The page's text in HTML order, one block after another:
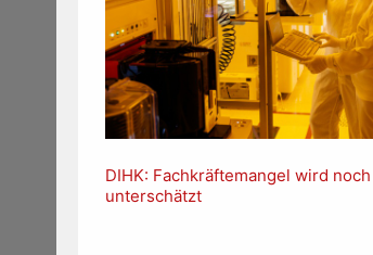
DIHK: Fachkräftemangel wird
unterschätzt